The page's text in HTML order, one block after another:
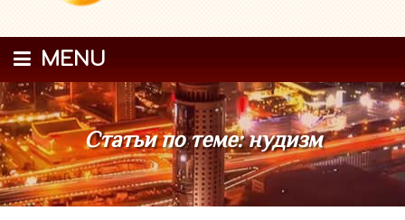
MENU
Статьи по теме: нудизм